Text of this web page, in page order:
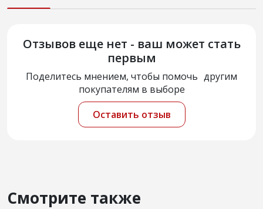
Отзывов еще нет - ваш может стать
первым
Поделитесь мнением, чтобы помочь другим
покупателям в выборе
Оставить отзыв
Смотрите также